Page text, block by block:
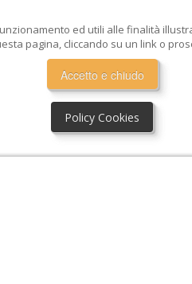
ed utili alle finalità
pagina, cliccando su un link o
Accetto e chiudo
Policy Cookies